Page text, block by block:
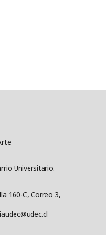
Universitario.
160-C, Correo 3,